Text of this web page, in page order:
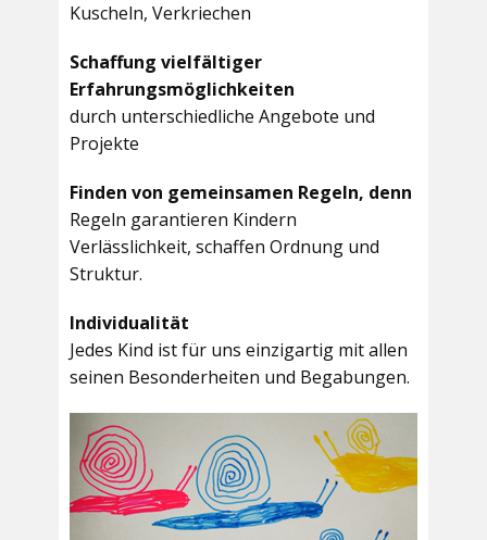
Kuscheln, Verkriechen
Schaffung vielfältiger
Erfahrungsmöglichkeiten
durch unterschiedliche Angebote und
Projekte
Finden von gemeinsamen Regeln, denn
Regeln garantieren Kindern
Verlässlichkeit, schaffen Ordnung und
Struktur.
Individualität
Jedes Kind ist für uns einzigartig mit allen
seinen Besonderheiten und Begabungen.